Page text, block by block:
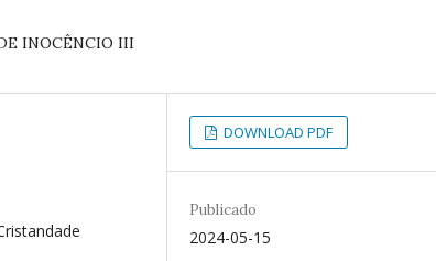
INOCÊNCIO III
DOWNLOAD PDF
Publicado
2024-05-15